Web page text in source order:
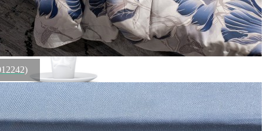
Рекомендуем посмотреть
Кофейная пара buffled, 80 мл, белая (71274)
Быстрый просмотр